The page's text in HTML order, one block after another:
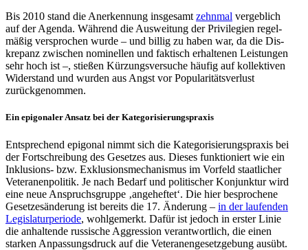
Bis 2010 stand die Aner­ken­nung ins­ge­samt zehnmal ver­geb­lich
auf der Agenda. Während die Aus­wei­tung der Pri­vi­le­gien regel­
mä­ßig ver­spro­chen wurde – und billig zu haben war, da die Dis­
kre­panz zwi­schen nomi­nel­len und fak­tisch erhal­te­nen Leis­tun­gen
sehr hoch ist –, stießen Kür­zungs­ver­su­che häufig auf kol­lek­ti­ven
Wider­stand und wurden aus Angst vor Popu­la­ri­täts­ver­lust
zurückgenommen.
Ein epi­go­na­ler Ansatz bei der Kategorisierungspraxis
Ent­spre­chend epi­go­nal nimmt sich die Kate­go­ri­sie­rungs­pra­xis bei
der Fort­schrei­bung des Geset­zes aus. Dieses funk­tio­niert wie ein
Inklu­si­ons- bzw. Exklu­si­ons­me­cha­nis­mus im Vorfeld staat­li­cher
Vete­ra­nen­po­li­tik. Je nach Bedarf und poli­ti­scher Kon­junk­tur wird
eine neue Anspruchs­gruppe ‚ange­hef­tet‘. Die hier bespro­chene
Geset­zes­än­de­rung ist bereits die 17. Ände­rung – in der lau­fen­den
Legis­la­tur­pe­ri­ode, wohl­ge­merkt. Dafür ist jedoch in erster Linie
die anhal­tende rus­si­sche Aggres­sion ver­ant­wort­lich, die einen
starken Anpas­sungs­druck auf die Vete­ra­nen­ge­setz­ge­bung ausübt.